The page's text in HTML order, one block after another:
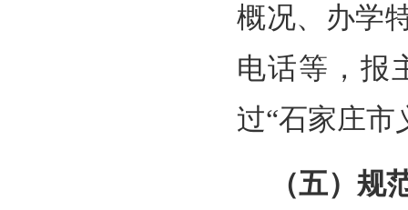
概况、办学
电话等，报
过“石家庄市
（五）规